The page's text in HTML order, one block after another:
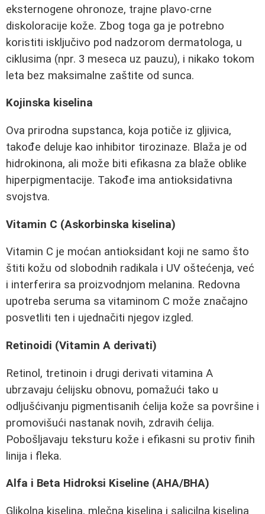
eksternogene ohronoze, trajne plavo-crne
diskoloracije kože. Zbog toga ga je potrebno
koristiti isključivo pod nadzorom dermatologa, u
ciklusima (npr. 3 meseca uz pauzu), i nikako tokom
leta bez maksimalne zaštite od sunca.
Kojinska kiselina
Ova prirodna supstanca, koja potiče iz gljivica,
takođe deluje kao inhibitor tirozinaze. Blaža je od
hidrokinona, ali može biti efikasna za blaže oblike
hiperpigmentacije. Takođe ima antioksidativna
svojstva.
Vitamin C (Askorbinska kiselina)
Vitamin C je moćan antioksidant koji ne samo što
štiti kožu od slobodnih radikala i UV oštećenja, već
i interferira sa proizvodnjom melanina. Redovna
upotreba seruma sa vitaminom C može značajno
posvetliti ten i ujednačiti njegov izgled.
Retinoidi (Vitamin A derivati)
Retinol, tretinoin i drugi derivati vitamina A
ubrzavaju ćelijsku obnovu, pomažući tako u
odljušćivanju pigmentisanih ćelija kože sa površine i
promovišući nastanak novih, zdravih ćelija.
Pobošljavaju teksturu kože i efikasni su protiv finih
linija i fleka.
Alfa i Beta Hidroksi Kiseline (AHA/BHA)
Glikolna kiselina, mlečna kiselina i salicilna kiselina